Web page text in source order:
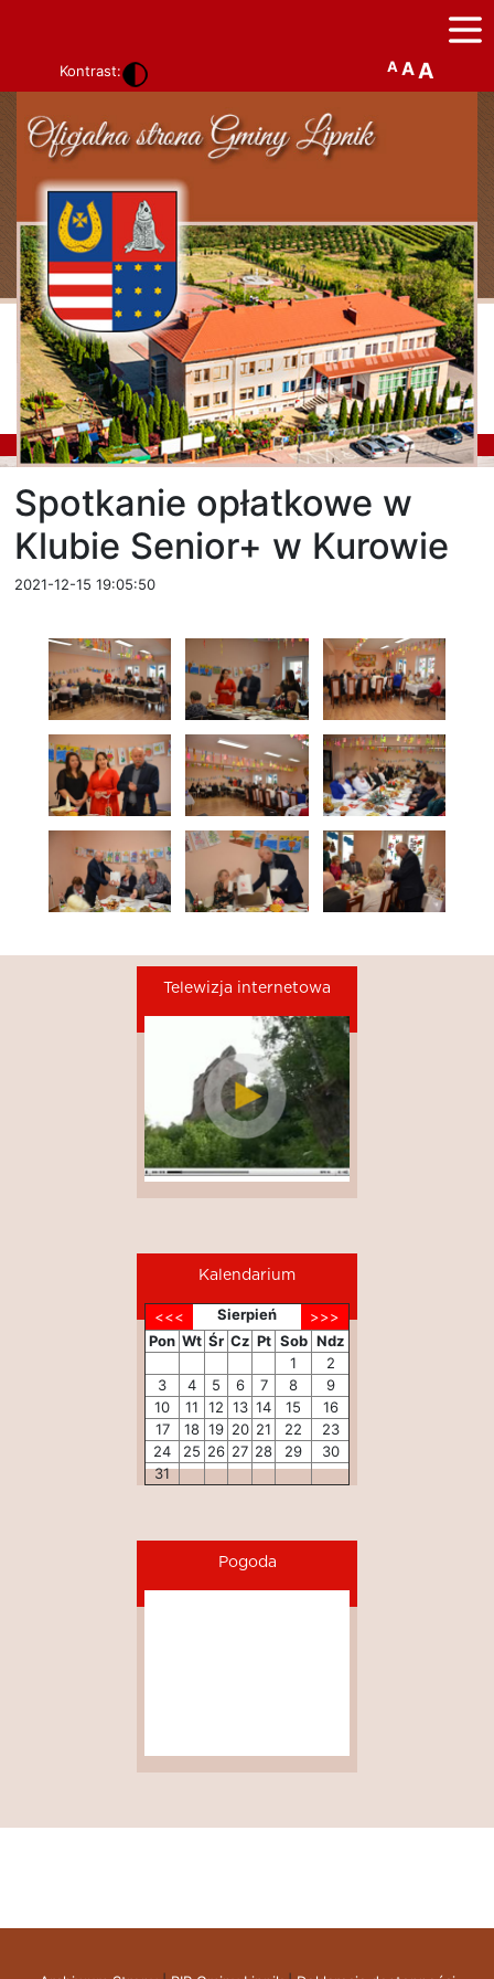
Kontrast: A AA
Spotkanie opłatkowe w
Klubie Senior+ w Kurowie
2021-12-15 19:05:50
Telewizja internetowa
Kalendarium
Sierpień
Pon Wt Śr Cz Pt Sob Ndz
1
2
3
4 5 6 7 8
9
10
11 12 13 14 15
16
17
18 19 20 21 22
23
24
25 26 27 28 29
30
31
Pogoda